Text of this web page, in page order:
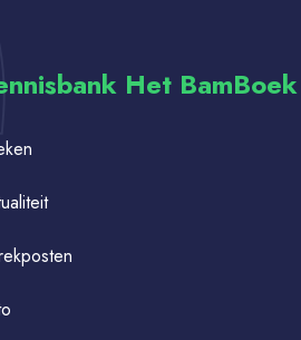
Het BamBoek